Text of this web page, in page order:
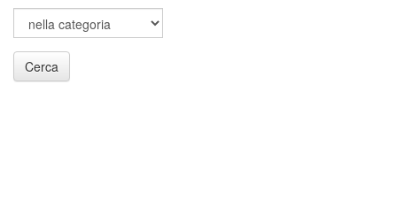
Cerca